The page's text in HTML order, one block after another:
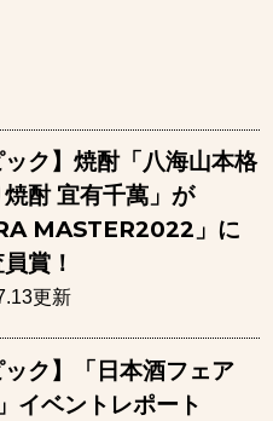
ック】焼酎「八海山本格
酎 宜有千萬」が
MASTER2022」に
賞！
更新
ック】「日本酒フェア
イベントレポート